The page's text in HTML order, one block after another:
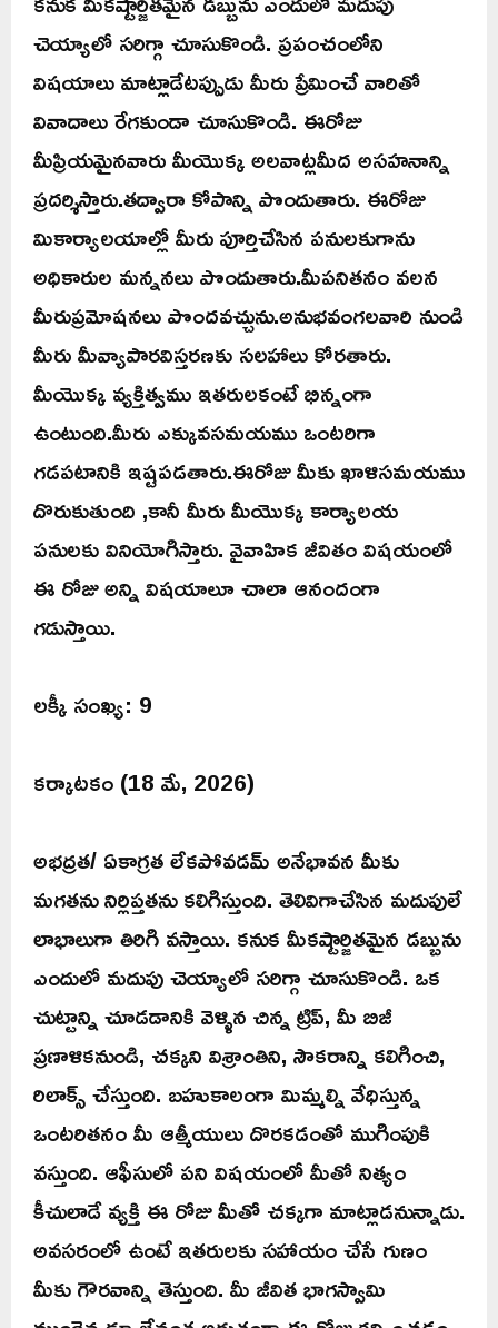
చెయ్యాలో సరిగ్గా చూసుకొండి. ప్రపంచంలోని
విషయాలు మాట్లాడేటప్పుడు మీరు ప్రేమించే వారితో
వివాదాలు రేగకుండా చూసుకొండి. ఈరోజు
మీప్రియమైనవారు మీయొక్క అలవాట్లమీద అసహనాన్ని
ప్రదర్శిస్తారు.తద్వారా కోపాన్ని పొందుతారు. ఈరోజు
మికార్యాలయాల్లో మీరు పూర్తిచేసిన పనులకుగాను
అధికారుల మన్ననలు పొందుతారు.మీపనితనం వలన
మీరుప్రమోషనలు పొందవచ్చును.అనుభవంగలవారి నుండి
మీరు మీవ్యాపారవిస్తరణకు సలహాలు కోరతారు.
మీయొక్క వ్యక్తిత్వము ఇతరులకంటే భిన్నంగా
ఉంటుంది.మీరు ఎక్కువసమయము ఒంటరిగా
గడపటానికి ఇష్టపడతారు.ఈరోజు మీకు ఖాళిసమయము
దొరుకుతుంది ,కానీ మీరు మీయొక్క కార్యాలయ
పనులకు వినియోగిస్తారు. వైవాహిక జీవితం విషయంలో
ఈ రోజు అన్ని విషయాలూ చాలా ఆనందంగా
గడుస్తాయి.
లక్కీ సంఖ్య: 9
కర్కాటకం (18 మే, 2026)
అభద్రత/ ఏకాగ్రత లేకపోవడమ్ అనేభావన మీకు
మగతను నిర్లిప్తతను కలిగిస్తుంది. తెలివిగాచేసిన మదుపులే
లాభాలుగా తిరిగి వస్తాయి. కనుక మీకష్టార్జితమైన డబ్బును
ఎందులో మదుపు చెయ్యాలో సరిగ్గా చూసుకొండి. ఒక
చుట్టాన్ని చూడడానికి వెళ్ళిన చిన్న ట్రిప్, మీ బిజీ
ప్రణాళికనుండి, చక్కని విశ్రాంతిని, సౌకరాన్ని కలిగించి,
రిలాక్స్ చేస్తుంది. బహుకాలంగా మిమ్మల్ని వేధిస్తున్న
ఒంటరితనం మీ ఆత్మీయులు దొరకడంతో ముగింపుకి
వస్తుంది. ఆఫీసులో పని విషయంలో మీతో నిత్యం
కీచులాడే వ్యక్తి ఈ రోజు మీతో చక్కగా మాట్లాడనున్నాడు.
అవసరంలో ఉంటే ఇతరులకు సహాయం చేసే గుణం
మీకు గౌరవాన్ని తెస్తుంది. మీ జీవిత భాగస్వామి